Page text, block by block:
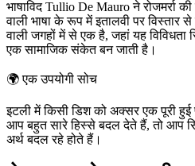
भाषाविद Tullio De Mauro ने रोजमर्रा
वाली भाषा के रूप में इतालवी पर
वाली जगहों में से एक है, जहां यह विविधता
एक सामाजिक संकेत बन जाती है।
🌍एक उपयोगी सोच
इटली में किसी डिश को अक्सर एक पूरी हुई
आप बहुत सारे हिस्से बदल देते हैं, तो आप
अर्थ बदल रहे होते हैं।